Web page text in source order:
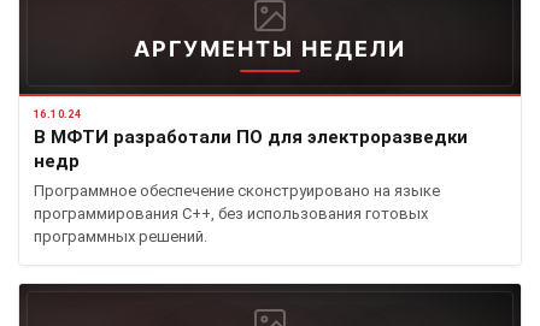
АРГУМЕНТЫ НЕДЕЛИ
16.10.24
В МФТИ разработали ПО для электроразведки
недр
Программное обеспечение сконструировано на языке
программирования С++, без использования готовых
программных решений.